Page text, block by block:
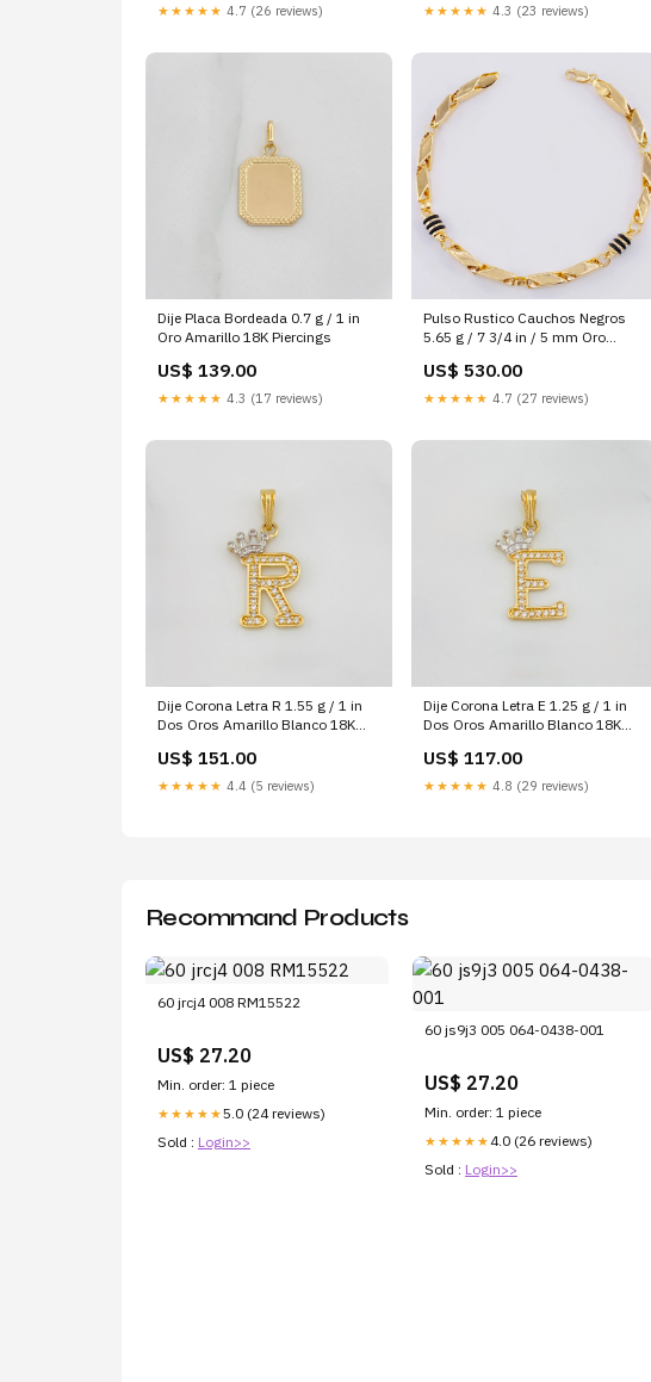
★★★★★ 4.7 (26 reviews) ★★★★★ 4.3 (23 reviews)
Dije Placa Bordeada 0.7 g / 1 in
Oro Amarillo 18K Piercings
US$ 139.00
★★★★★ 4.3 (17 reviews)
Pulso Rustico Cauchos Negros
5.65 g / 7 3/4 in / 5 mm Oro
US$ 530.00
★★★★★ 4.7 (27 reviews)
Dije Corona Letra R 1.55 g / 1 in
Dos Oros Amarillo Blanco 18K
US$ 151.00
★★★★★ 4.4 (5 reviews)
Dije Corona Letra E 1.25 g / 1 in
Dos Oros Amarillo Blanco 18K
US$ 117.00
★★★★★ 4.8 (29 reviews)
Recommand Products
60 jrcj4 008 RM15522
US$ 27.20
Min. order: 1 piece
★★★★★5.0 (24 reviews)
Sold : Login>>
60 js9j3 005 064-0438-001
US$ 27.20
Min. order: 1 piece
★★★★★ 4.0 (26 reviews)
Sold : Login>>